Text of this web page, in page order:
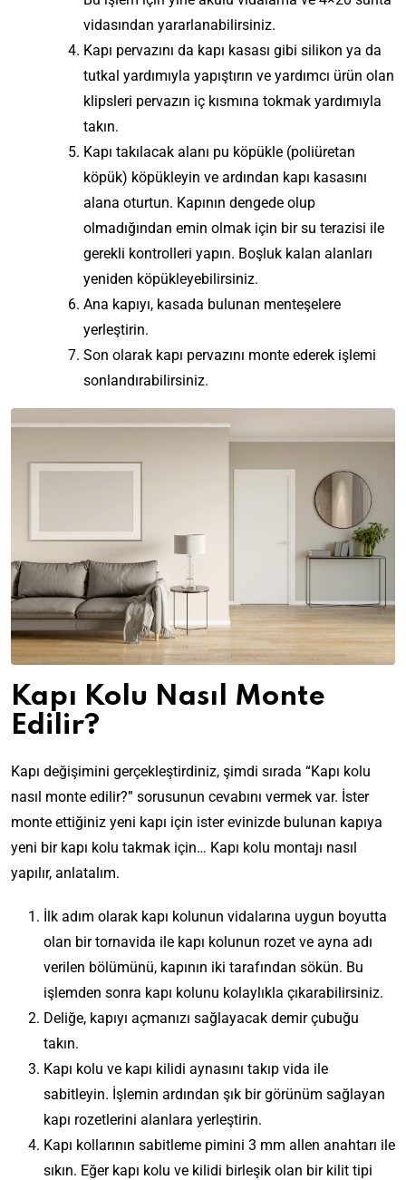
vidasından yararlanabilirsiniz.
Kapı pervazını da kapı kasası gibi silikon ya da
tutkal yardımıyla yapıştırın ve yardımcı ürün olan
klipsleri pervazın iç kısmına tokmak yardımıyla
takın.
Kapı takılacak alanı pu köpükle (poliüretan
köpük) köpükleyin ve ardından kapı kasasını
alana oturtun. Kapının dengede olup
olmadığından emin olmak için bir su terazisi ile
gerekli kontrolleri yapın. Boşluk kalan alanları
yeniden köpükleyebilirsiniz.
Ana kapıyı, kasada bulunan menteşelere
yerleştirin.
Son olarak kapı pervazını monte ederek işlemi
sonlandırabilirsiniz.
Kapı Kolu Nasıl Monte
Edilir?
Kapı değişimini gerçekleştirdiniz, şimdi sırada “Kapı kolu
nasıl monte edilir?” sorusunun cevabını vermek var. İster
monte ettiğiniz yeni kapı için ister evinizde bulunan kapıya
yeni bir kapı kolu takmak için… Kapı kolu montajı nasıl
yapılır, anlatalım.
İlk adım olarak kapı kolunun vidalarına uygun boyutta
olan bir tornavida ile kapı kolunun rozet ve ayna adı
verilen bölümünü, kapının iki tarafından sökün. Bu
işlemden sonra kapı kolunu kolaylıkla çıkarabilirsiniz.
Deliğe, kapıyı açmanızı sağlayacak demir çubuğu
takın.
Kapı kolu ve kapı kilidi aynasını takıp vida ile
sabitleyin. İşlemin ardından şık bir görünüm sağlayan
kapı rozetlerini alanlara yerleştirin.
Kapı kollarının sabitleme pimini 3 mm allen anahtarı ile
sıkın. Eğer kapı kolu ve kilidi birleşik olan bir kilit tipi